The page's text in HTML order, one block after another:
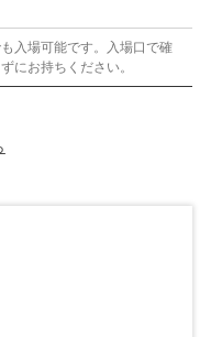
入場可能です。入場口で確
にお持ちください。